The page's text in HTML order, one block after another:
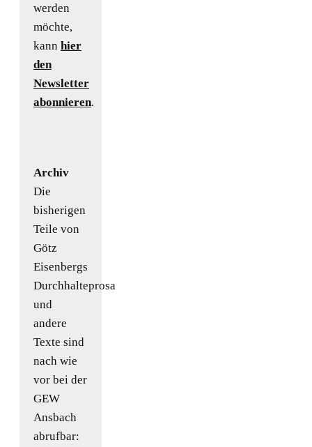
werden
möchte,
kann hier
den
Newsletter
abonnieren.
Archiv
Die
bisherigen
Teile von
Götz
Eisenbergs
Durchhalteprosa
und
andere
Texte sind
nach wie
vor bei der
GEW
Ansbach
abrufbar: